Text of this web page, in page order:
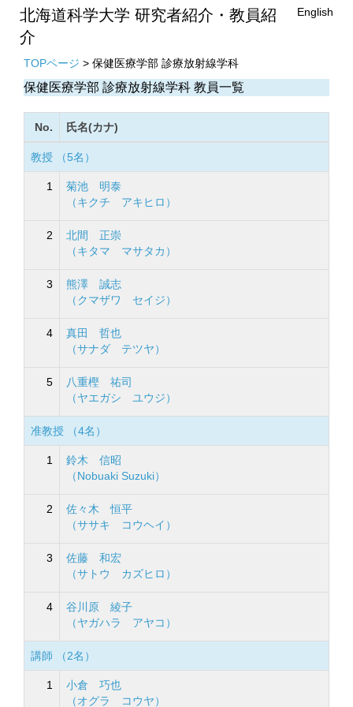
北海道科学大学 研究者紹介・教員紹
介
English
TOPページ > 保健医療学部 診療放射線学科
保健医療学部 診療放射線学科 教員一覧
No. 氏名(カナ)
教授 （5名）
1
菊池 明泰
（キクチ アキヒロ）
2
北間 正崇
（キタマ マサタカ）
3
熊澤 誠志
（クマザワ セイジ）
4
真田 哲也
（サナダ テツヤ）
5
八重樫 祐司
（ヤエガシ ユウジ）
准教授 （4名）
1
鈴木 信昭
（Nobuaki Suzuki）
2
佐々木 恒平
（ササキ コウヘイ）
3
佐藤 和宏
（サトウ カズヒロ）
4
谷川原 綾子
（ヤガハラ アヤコ）
講師 （2名）
1
小倉 巧也
（オグラ コウヤ）